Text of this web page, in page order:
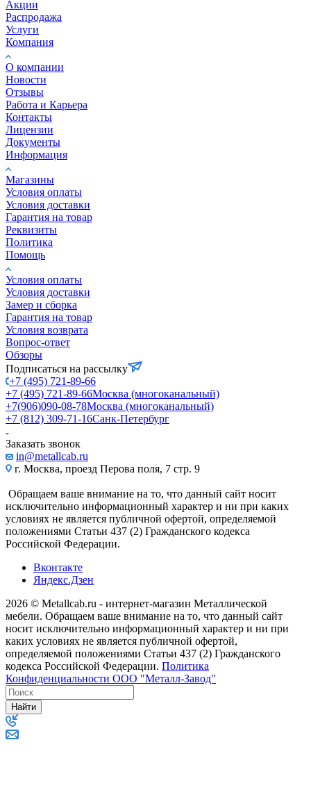
Акции
Распродажа
Услуги
Компания
О компании
Новости
Отзывы
Работа и Карьера
Контакты
Лицензии
Документы
Информация
Магазины
Условия оплаты
Условия доставки
Гарантия на товар
Реквизиты
Политика
Помощь
Условия оплаты
Условия доставки
Замер и сборка
Гарантия на товар
Условия возврата
Вопрос-ответ
Обзоры
Подписаться на рассылку
+7 (495) 721-89-66
+7 (495) 721-89-66Москва (многоканальный)
+7(906)090-08-78Москва (многоканальный)
+7 (812) 309-71-16Санк-Петербург
Заказать звонок
in@metallcab.ru
г. Москва, проезд Перова поля, 7 стр. 9
Обращаем ваше внимание на то, что данный сайт носит
исключительно информационный характер и ни при каких
условиях не является публичной офертой, определяемой
положениями Статьи 437 (2) Гражданского кодекса
Российской Федерации.
Вконтакте
Яндекс.Дзен
2026 © Metallcab.ru - интернет-магазин Металлической
мебели. Обращаем ваше внимание на то, что данный сайт
носит исключительно информационный характер и ни при
каких условиях не является публичной офертой,
определяемой положениями Статьи 437 (2) Гражданского
кодекса Российской Федерации. Политика
Конфиденциальности ООО "Металл-Завод"
Найти